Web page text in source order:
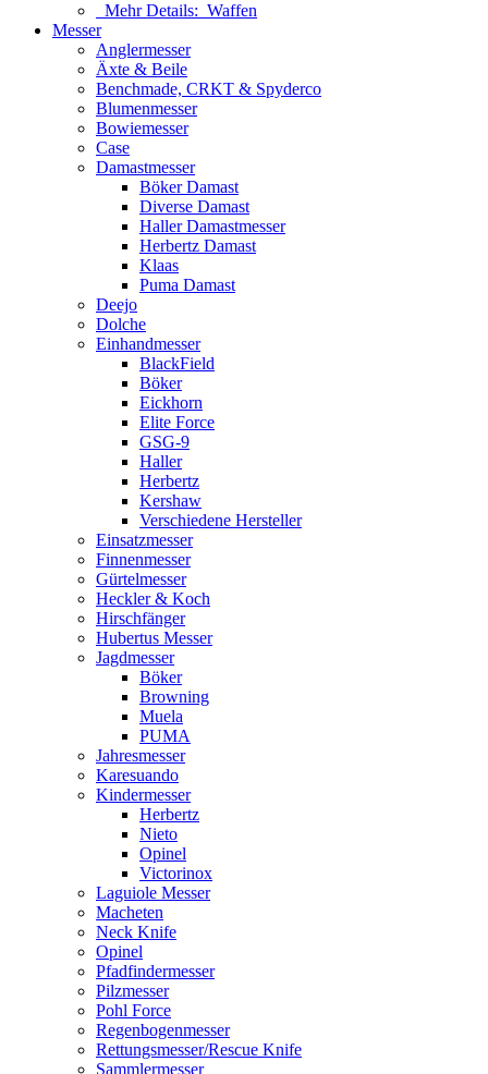
Mehr Details: Waffen
Messer
Anglermesser
Äxte & Beile
Benchmade, CRKT & Spyderco
Blumenmesser
Bowiemesser
Case
Damastmesser
Böker Damast
Diverse Damast
Haller Damastmesser
Herbertz Damast
Klaas
Puma Damast
Deejo
Dolche
Einhandmesser
BlackField
Böker
Eickhorn
Elite Force
GSG-9
Haller
Herbertz
Kershaw
Verschiedene Hersteller
Einsatzmesser
Finnenmesser
Gürtelmesser
Heckler & Koch
Hirschfänger
Hubertus Messer
Jagdmesser
Böker
Browning
Muela
PUMA
Jahresmesser
Karesuando
Kindermesser
Herbertz
Nieto
Opinel
Victorinox
Laguiole Messer
Macheten
Neck Knife
Opinel
Pfadfindermesser
Pilzmesser
Pohl Force
Regenbogenmesser
Rettungsmesser/Rescue Knife
Sammlermesser